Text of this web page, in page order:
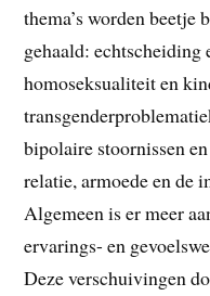
thema’s worden beetje
gehaald: echtscheiding
homoseksualiteit en
bipolaire stoornissen
relatie, armoede en de
Algemeen is er meer
ervarings- en
Deze verschuivingen